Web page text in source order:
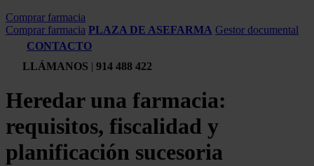
Comprar farmacia
Comprar farmacia PLAZA DE ASEFARMA Gestor documental
CONTACTO
LLÁMANOS | 914 488 422
Heredar una farmacia:
requisitos, fiscalidad y
planificación sucesoria